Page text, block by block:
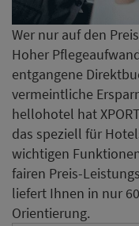
Wer nur auf den
Hoher
entgangene
vermeintliche
hellohotel hat
das speziell für
wichtigen
fairen Preis-
liefert Ihnen in nur
Orientierung.